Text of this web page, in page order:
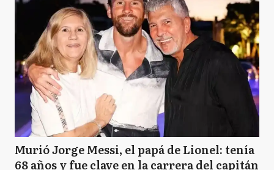
Murió Jorge Messi, el papá de Lionel: tenía
68 años y fue clave en la carrera del capitán